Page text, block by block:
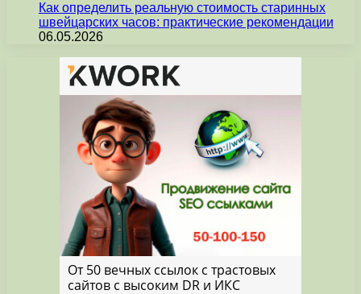
Как определить реальную стоимость старинных
швейцарских часов: практические рекомендации
06.05.2026